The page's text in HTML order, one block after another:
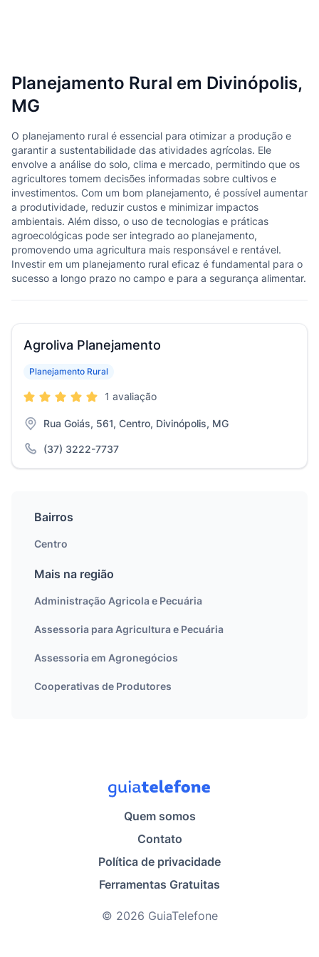
Planejamento Rural em Divinópolis,
MG
O planejamento rural é essencial para otimizar a produção e
garantir a sustentabilidade das atividades agrícolas. Ele
envolve a análise do solo, clima e mercado, permitindo que os
agricultores tomem decisões informadas sobre cultivos e
investimentos. Com um bom planejamento, é possível aumentar
a produtividade, reduzir custos e minimizar impactos
ambientais. Além disso, o uso de tecnologias e práticas
agroecológicas pode ser integrado ao planejamento,
promovendo uma agricultura mais responsável e rentável.
Investir em um planejamento rural eficaz é fundamental para o
sucesso a longo prazo no campo e para a segurança alimentar.
Agroliva Planejamento
Planejamento Rural
1 avaliação
Rua Goiás, 561, Centro, Divinópolis, MG
(37) 3222-7737
Bairros
Centro
Mais na região
Administração Agricola e Pecuária
Assessoria para Agricultura e Pecuária
Assessoria em Agronegócios
Cooperativas de Produtores
Quem somos
Contato
Política de privacidade
Ferramentas Gratuitas
© 2026 GuiaTelefone